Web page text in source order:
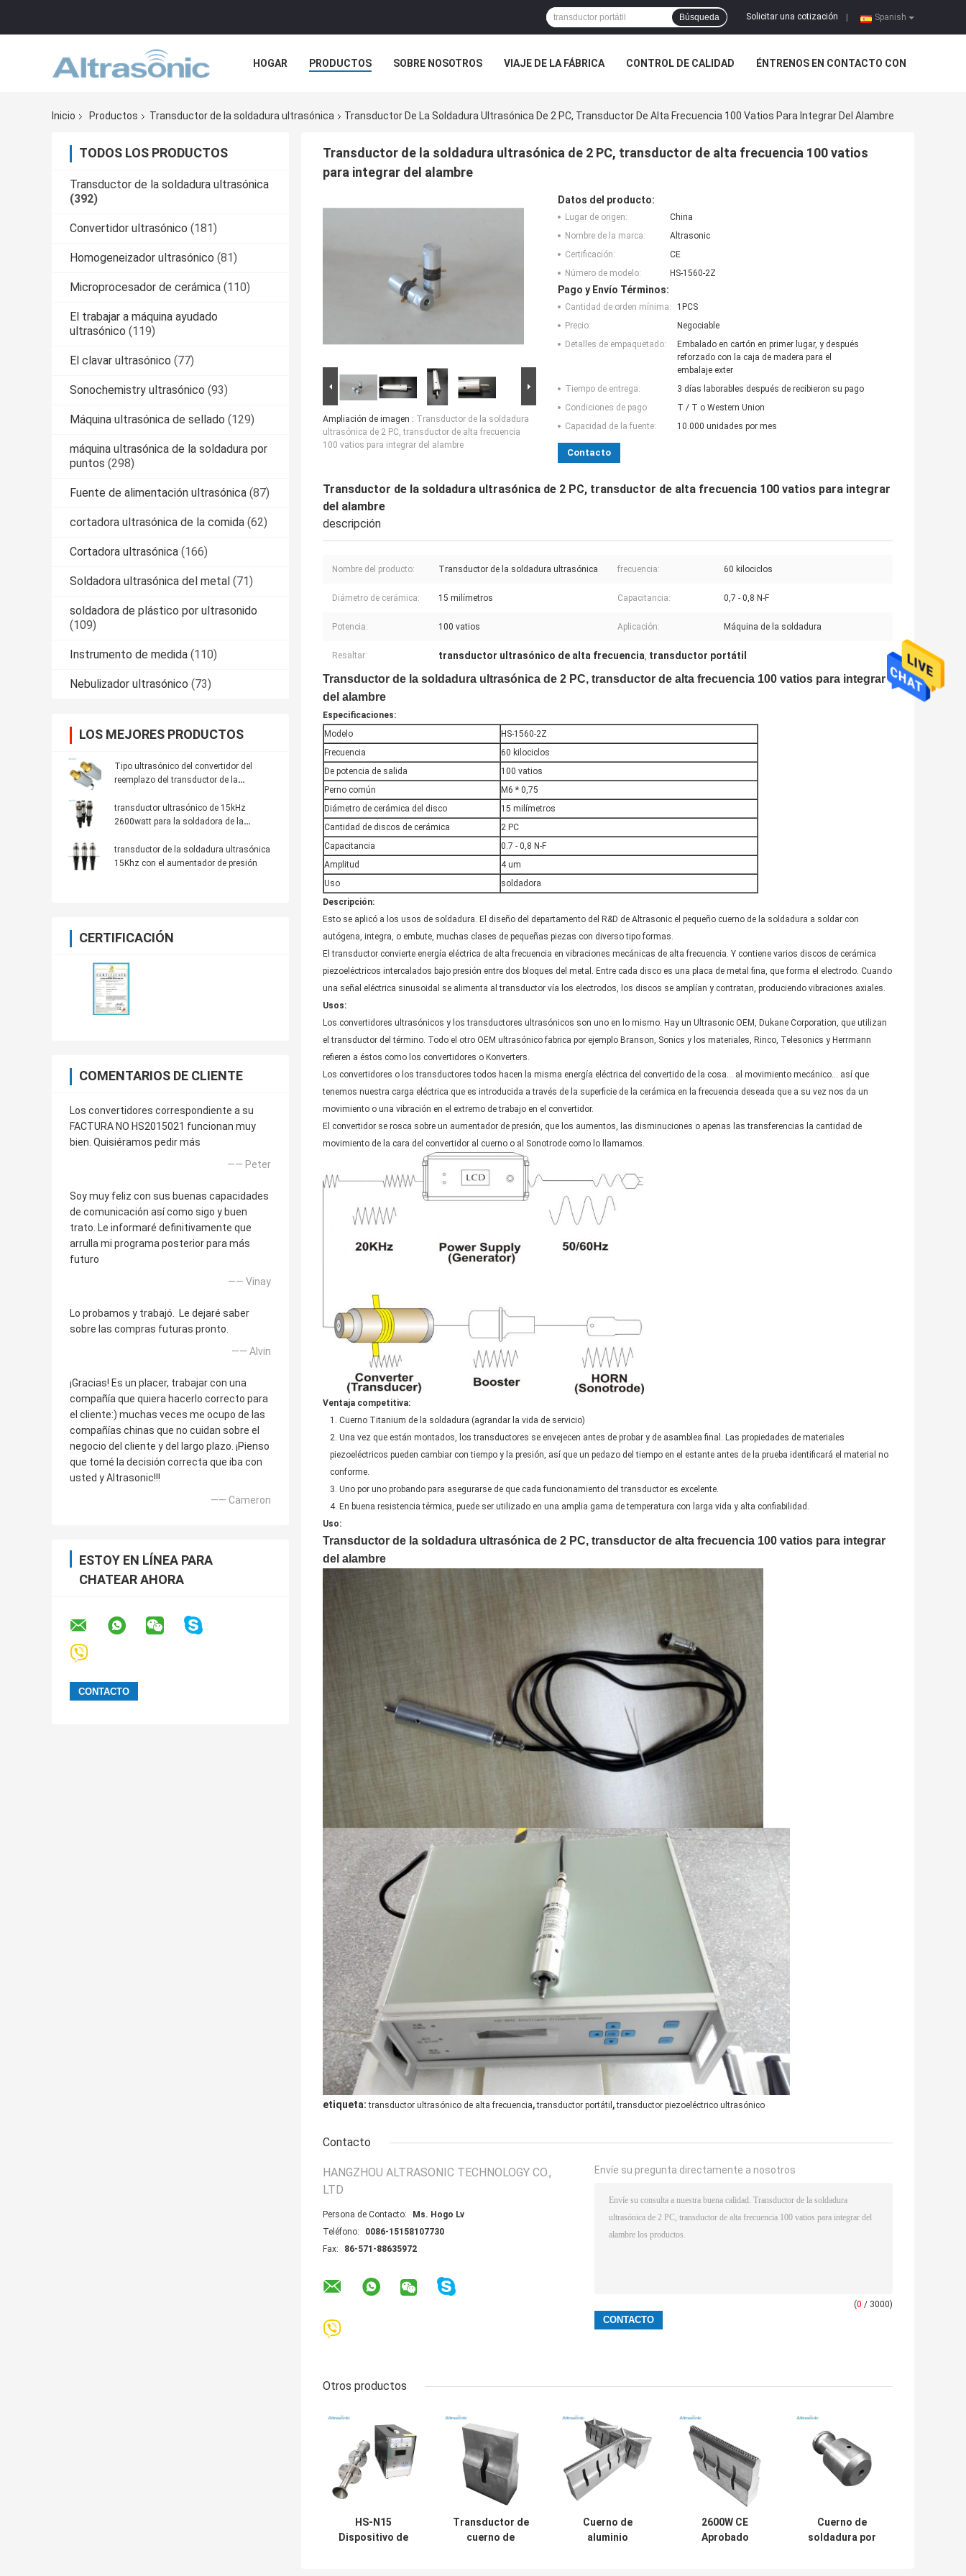
Spanish
Solicitar una cotización
Búsqueda
HOGAR PRODUCTOS SOBRE NOSOTROS VIAJE DE LA FÁBRICA CONTROL DE CALIDAD ÉNTRENOS EN CONTACTO CON
Inicio
Productos Transductor de la soldadura ultrasónica Transductor De La Soldadura Ultrasónica De 2 PC, Transductor De Alta Frecuencia 100 Vatios Para Integrar Del Alambre
TODOS LOS PRODUCTOS
Transductor de la soldadura ultrasónica
(392)
Convertidor ultrasónico (181)
Homogeneizador ultrasónico (81)
Microprocesador de cerámica (110)
El trabajar a máquina ayudado
ultrasónico (119)
El clavar ultrasónico (77)
Sonochemistry ultrasónico (93)
Máquina ultrasónica de sellado (129)
máquina ultrasónica de la soldadura por
puntos (298)
Fuente de alimentación ultrasónica (87)
cortadora ultrasónica de la comida (62)
Cortadora ultrasónica (166)
Soldadora ultrasónica del metal (71)
soldadora de plástico por ultrasonido
(109)
Instrumento de medida (110)
Nebulizador ultrasónico (73)
LOS MEJORES PRODUCTOS
Tipo ultrasónico del convertidor del
reemplazo del transductor de la
transductor ultrasónico de 15kHz
2600watt para la soldadora de la
transductor de la soldadura ultrasónica
15Khz con el aumentador de presión
CERTIFICACIÓN
COMENTARIOS DE CLIENTE
Los convertidores correspondiente a su
FACTURA NO HS2015021 funcionan muy
bien. Quisiéramos pedir más
—— Peter
Soy muy feliz con sus buenas capacidades
de comunicación así como sigo y buen
trato. Le informaré definitivamente que
arrulla mi programa posterior para más
futuro
—— Vinay
Lo probamos y trabajó. Le dejaré saber
sobre las compras futuras pronto.
—— Alvin
¡Gracias! Es un placer, trabajar con una
compañía que quiera hacerlo correcto para
el cliente:) muchas veces me ocupo de las
compañías chinas que no cuidan sobre el
negocio del cliente y del largo plazo. ¡Pienso
que tomé la decisión correcta que iba con
usted y Altrasonic!!!
—— Cameron
ESTOY EN LÍNEA PARA
CHATEAR AHORA
Transductor de la soldadura ultrasónica de 2 PC, transductor de alta frecuencia 100 vatios
para integrar del alambre
Ampliación de imagen : Transductor de la soldadura
ultrasónica de 2 PC, transductor de alta frecuencia
100 vatios para integrar del alambre
Datos del producto:
Lugar de origen:
China
Nombre de la marca:
Altrasonic
Certificación:
CE
Número de modelo:
HS-1560-2Z
Pago y Envío Términos:
Cantidad de orden mínima:
1PCS
Precio:
Negociable
Detalles de empaquetado:
Embalado en cartón en primer lugar, y después
reforzado con la caja de madera para el
embalaje exter
Tiempo de entrega:
3 días laborables después de recibieron su pago
Condiciones de pago:
T / T o Western Union
Capacidad de la fuente:
10.000 unidades por mes
Contacto
Transductor de la soldadura ultrasónica de 2 PC, transductor de alta frecuencia 100 vatios para integrar
del alambre
descripción
Nombre del producto: Transductor de la soldadura ultrasónica frecuencia: 60 kilociclos
Diámetro de cerámica: 15 milímetros Capacitancia: 0,7 - 0,8 N-F
Potencia: 100 vatios Aplicación: Máquina de la soldadura
Resaltar: transductor ultrasónico de alta frecuencia, transductor portátil
Transductor de la soldadura ultrasónica de 2 PC, transductor de alta frecuencia 100 vatios para integrar
del alambre
Especificaciones:
Modelo
HS-1560-2Z
Frecuencia
60 kilociclos
De potencia de salida
100 vatios
Perno común
M6 * 0,75
Diámetro de cerámica del disco
15 milímetros
Cantidad de discos de cerámica
2 PC
Capacitancia
0.7 - 0,8 N-F
Amplitud
4 um
Uso
soldadora
Descripción:
Esto se aplicó a los usos de soldadura. El diseño del departamento del R&D de Altrasonic el pequeño cuerno de la soldadura a soldar con
autógena, integra, o embute, muchas clases de pequeñas piezas con diverso tipo formas.
El transductor convierte energía eléctrica de alta frecuencia en vibraciones mecánicas de alta frecuencia. Y contiene varios discos de cerámica
piezoeléctricos intercalados bajo presión entre dos bloques del metal. Entre cada disco es una placa de metal fina, que forma el electrodo. Cuando
una señal eléctrica sinusoidal se alimenta al transductor vía los electrodos, los discos se amplían y contratan, produciendo vibraciones axiales.
Usos:
Los convertidores ultrasónicos y los transductores ultrasónicos son uno en lo mismo. Hay un Ultrasonic OEM, Dukane Corporation, que utilizan
el transductor del término. Todo el otro OEM ultrasónico fabrica por ejemplo Branson, Sonics y los materiales, Rinco, Telesonics y Herrmann
refieren a éstos como los convertidores o Konverters.
Los convertidores o los transductores todos hacen la misma energía eléctrica del convertido de la cosa… al movimiento mecánico… así que
tenemos nuestra carga eléctrica que es introducida a través de la superficie de la cerámica en la frecuencia deseada que a su vez nos da un
movimiento o una vibración en el extremo de trabajo en el convertidor.
El convertidor se rosca sobre un aumentador de presión, que los aumentos, las disminuciones o apenas las transferencias la cantidad de
movimiento de la cara del convertidor al cuerno o al Sonotrode como lo llamamos.
Ventaja competitiva:
1. Cuerno Titanium de la soldadura (agrandar la vida de servicio)
2. Una vez que están montados, los transductores se envejecen antes de probar y de asamblea final. Las propiedades de materiales
piezoeléctricos pueden cambiar con tiempo y la presión, así que un pedazo del tiempo en el estante antes de la prueba identificará el material no
conforme.
3. Uno por uno probando para asegurarse de que cada funcionamiento del transductor es excelente.
4. En buena resistencia térmica, puede ser utilizado en una amplia gama de temperatura con larga vida y alta confiabilidad.
Uso:
Transductor de la soldadura ultrasónica de 2 PC, transductor de alta frecuencia 100 vatios para integrar
del alambre
etiqueta: transductor ultrasónico de alta frecuencia, transductor portátil , transductor piezoeléctrico ultrasónico
Contacto
HANGZHOU ALTRASONIC TECHNOLOGY CO.,
LTD
Persona de Contacto:
Ms. Hogo Lv
Teléfono:
0086-15158107730
Fax:
86-571-88635972
Envíe su pregunta directamente a nosotros
(0 / 3000)
Otros productos
HS-N15
Dispositivo de
Transductor de
cuerno de
Cuerno de
aluminio
2600W CE
Aprobado
Cuerno de
soldadura por